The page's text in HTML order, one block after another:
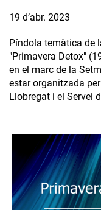
19 d’abr. 2023
Píndola temàtica de
"Primavera Detox"
en el marc de la
estar organitzada
Llobregat i el Servei